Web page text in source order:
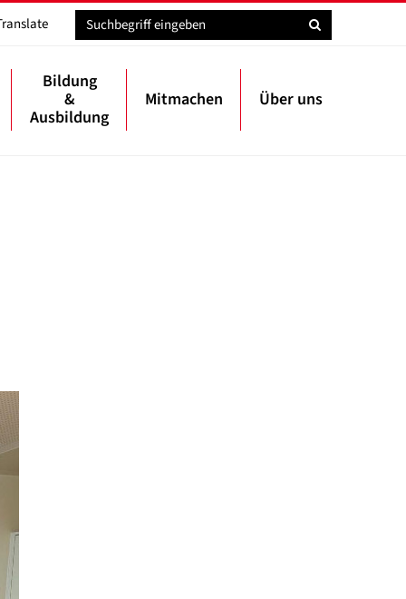
Bildung
&
Ausbildung
Mitmachen Über uns